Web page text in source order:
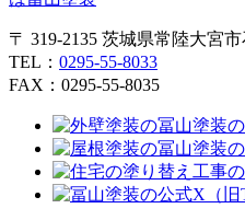
〒 319-2135 茨城県常陸大宮市
TEL： 0295-55-8033
FAX：0295-55-8035